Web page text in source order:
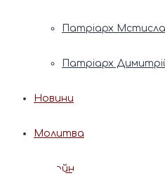
Патріарх
Патріарх
Новини
Молитва
Онлайн послуги